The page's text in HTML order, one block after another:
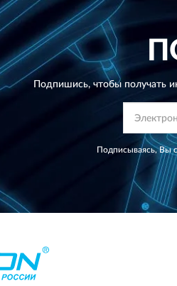
Подпишись, чтобы получать
Подписываясь, Вы